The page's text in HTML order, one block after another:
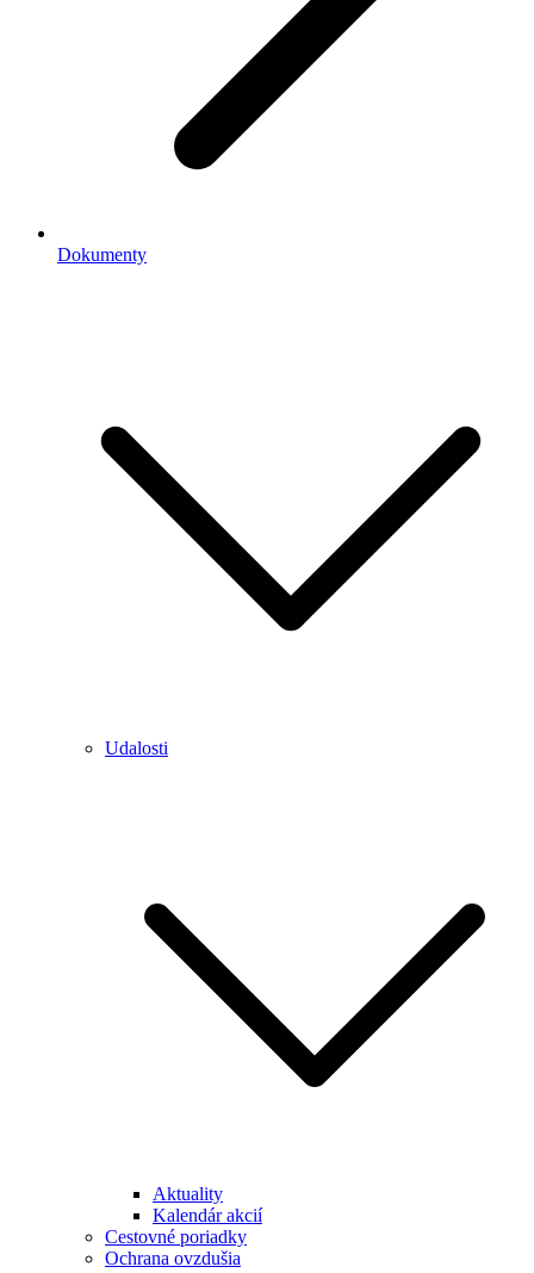
Dokumenty
Udalosti
Aktuality
Kalendár akcií
Cestovné poriadky
Ochrana ovzdušia